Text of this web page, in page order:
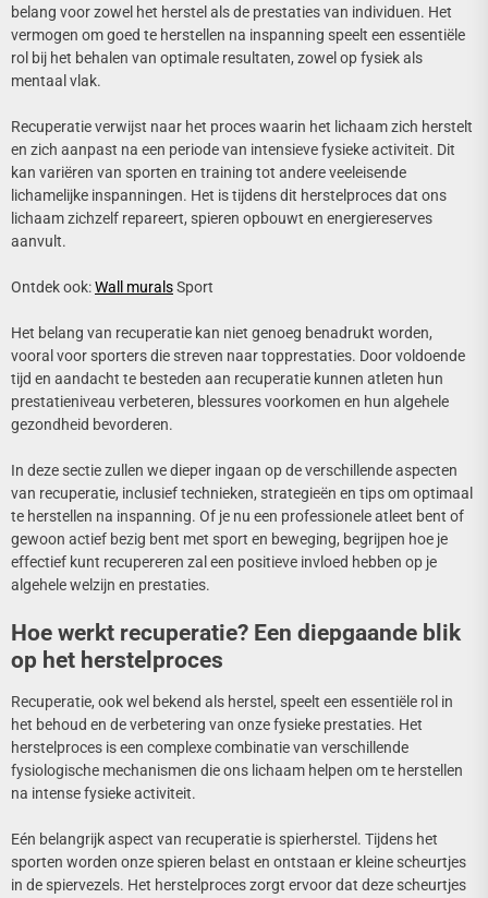
belang voor zowel het herstel als de prestaties van individuen. Het
vermogen om goed te herstellen na inspanning speelt een essentiële
rol bij het behalen van optimale resultaten, zowel op fysiek als
mentaal vlak.
Recuperatie verwijst naar het proces waarin het lichaam zich herstelt
en zich aanpast na een periode van intensieve fysieke activiteit. Dit
kan variëren van sporten en training tot andere veeleisende
lichamelijke inspanningen. Het is tijdens dit herstelproces dat ons
lichaam zichzelf repareert, spieren opbouwt en energiereserves
aanvult.
Ontdek ook:Wall muralsSport
Het belang van recuperatie kan niet genoeg benadrukt worden,
vooral voor sporters die streven naar topprestaties. Door voldoende
tijd en aandacht te besteden aan recuperatie kunnen atleten hun
prestatieniveau verbeteren, blessures voorkomen en hun algehele
gezondheid bevorderen.
In deze sectie zullen we dieper ingaan op de verschillende aspecten
van recuperatie, inclusief technieken, strategieën en tips om optimaal
te herstellen na inspanning. Of je nu een professionele atleet bent of
gewoon actief bezig bent met sport en beweging, begrijpen hoe je
effectief kunt recupereren zal een positieve invloed hebben op je
algehele welzijn en prestaties.
Hoe werkt recuperatie? Een diepgaande blik
op het herstelproces
Recuperatie, ook wel bekend als herstel, speelt een essentiële rol in
het behoud en de verbetering van onze fysieke prestaties. Het
herstelproces is een complexe combinatie van verschillende
fysiologische mechanismen die ons lichaam helpen om te herstellen
na intense fysieke activiteit.
Eén belangrijk aspect van recuperatie is spierherstel. Tijdens het
sporten worden onze spieren belast en ontstaan er kleine scheurtjes
in de spiervezels. Het herstelproces zorgt ervoor dat deze scheurtjes